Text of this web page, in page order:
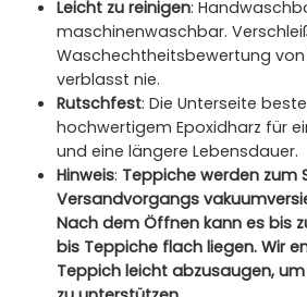
Leicht zu reinigen:
maschinenwaschbar.
Waschechtheitsbewertung
verblasst nie.
Rutschfest: Die Unterseite
hochwertigem Epoxidharz für
und eine längere Lebensdauer.
Hinweis: Teppiche werden zum
Versandvorgangs
Nach dem Öffnen kann es bis
bis Teppiche flach liegen. Wir
Teppich leicht abzusaugen,